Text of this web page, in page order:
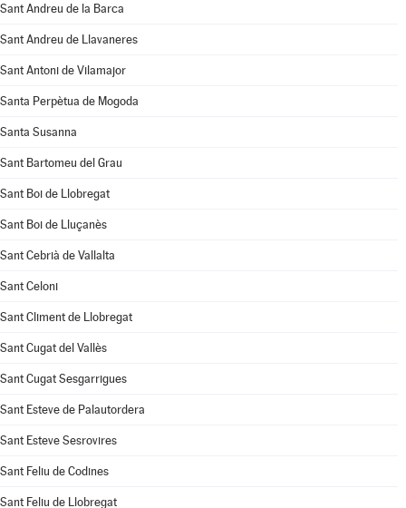
Sant Andreu de la Barca
Sant Andreu de Llavaneres
Sant Antoni de Vilamajor
Santa Perpètua de Mogoda
Santa Susanna
Sant Bartomeu del Grau
Sant Boi de Llobregat
Sant Boi de Lluçanès
Sant Cebrià de Vallalta
Sant Celoni
Sant Climent de Llobregat
Sant Cugat del Vallès
Sant Cugat Sesgarrigues
Sant Esteve de Palautordera
Sant Esteve Sesrovires
Sant Feliu de Codines
Sant Feliu de Llobregat